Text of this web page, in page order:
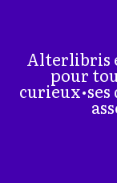
Alterlibris
pour